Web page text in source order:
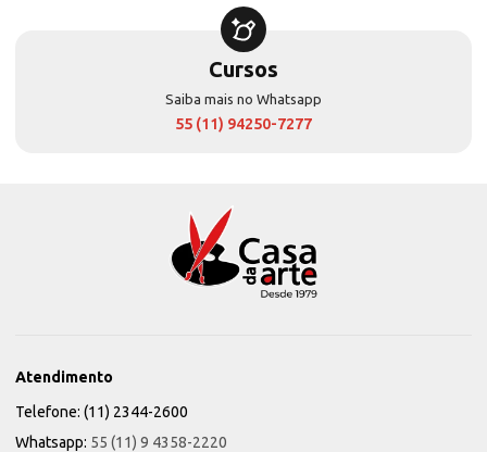
Cursos
Saiba mais no Whatsapp
55 (11) 94250-7277
Atendimento
Telefone: (11) 2344-2600
Whatsapp: 55 (11) 9 4358-2220